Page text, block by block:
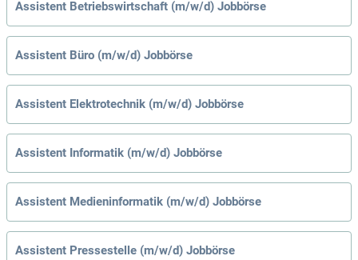
Assistent Betriebswirtschaft (m/w/d) Jobbörse
Assistent Büro (m/w/d) Jobbörse
Assistent Elektrotechnik (m/w/d) Jobbörse
Assistent Informatik (m/w/d) Jobbörse
Assistent Medieninformatik (m/w/d) Jobbörse
Assistent Pressestelle (m/w/d) Jobbörse